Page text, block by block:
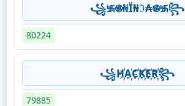
꧁࿗࿌₦Ї₦ℑ₳࿌࿗꧂
80224
꧁H҉A҉C҉K҉E҉R҉꧂
79885